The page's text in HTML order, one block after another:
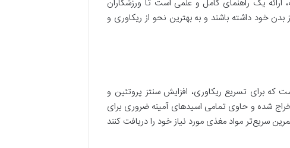
یک راهنمای کامل و علمی است تا ورزشکاران
خود داشته باشند و به بهترین نحو از ریکاوری و
برای تسریع ریکاوری، افزایش سنتز پروتئین و
شده و حاوی تمامی اسیدهای آمینه ضروری برای
مواد مغذی مورد نیاز خود را دریافت کنند